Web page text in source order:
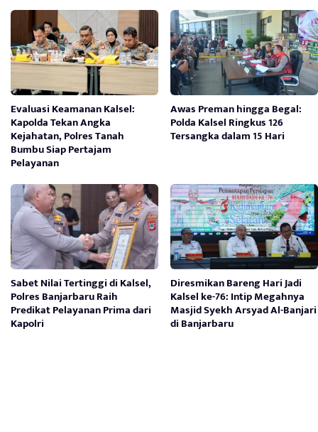
Evaluasi Keamanan Kalsel:
Kapolda Tekan Angka
Kejahatan, Polres Tanah
Bumbu Siap Pertajam
Pelayanan
Awas Preman hingga Begal:
Polda Kalsel Ringkus 126
Tersangka dalam 15 Hari
Sabet Nilai Tertinggi di Kalsel,
Polres Banjarbaru Raih
Predikat Pelayanan Prima dari
Kapolri
Diresmikan Bareng Hari Jadi
Kalsel ke-76: Intip Megahnya
Masjid Syekh Arsyad Al-Banjari
di Banjarbaru